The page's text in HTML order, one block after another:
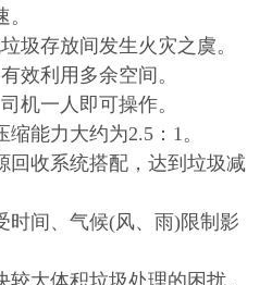
圾存放间发生火灾之虞。
效利用多余空间。
机一人即可操作。
能力大约为2.5：1。
回收系统搭配，达到垃圾减
时间、气候(风、雨)限制影